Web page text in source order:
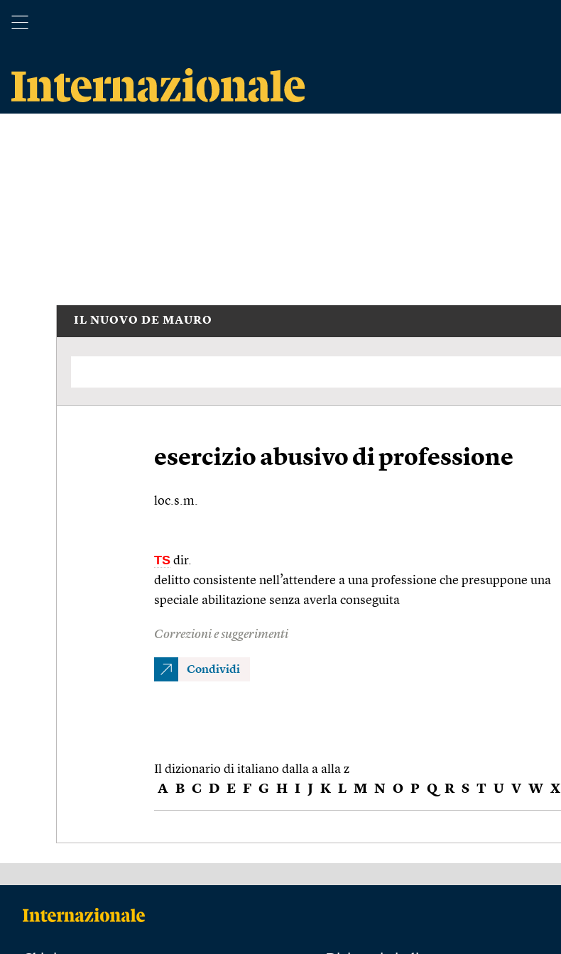
IL NUOVO DE MAURO
esercizio abusivo di professione
loc.s.m.
TS dir.
delitto consistente nell’attendere a una professione che presuppone una
speciale abilitazione senza averla conseguita
Correzioni e suggerimenti
Condividi
Il dizionario di italiano dalla a alla z
A B C D E F G H I J K L M N O P Q R S T U V W X